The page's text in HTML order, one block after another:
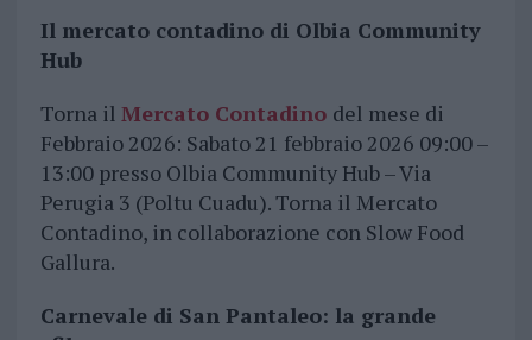
Il mercato contadino di Olbia Community
Hub
Torna il Mercato Contadino del mese di
Febbraio 2026: Sabato 21 febbraio 2026 09:00 –
13:00 presso Olbia Community Hub – Via
Perugia 3 (Poltu Cuadu). Torna il Mercato
Contadino, in collaborazione con Slow Food
Gallura.
Carnevale di San Pantaleo: la grande